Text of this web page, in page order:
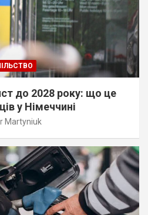
до 2028 року: що це
у Німеччині
Martyniuk